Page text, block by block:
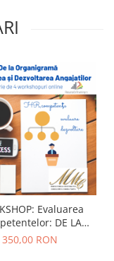
Evaluarea
DE LA
SI
350,00 RON